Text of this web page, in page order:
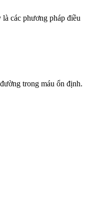
các phương pháp điều
trong máu ổn định.